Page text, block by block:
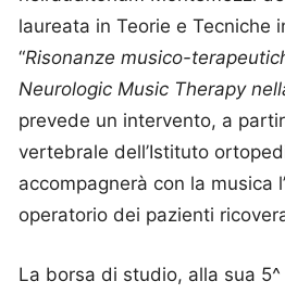
laureata in Teorie e Tecniche
“Risonanze musico-
Neurologic Music Therapy
prevede un intervento, a
vertebrale dell’Istituto
accompagnerà con la musica
operatorio dei pazienti
La borsa di studio, alla sua